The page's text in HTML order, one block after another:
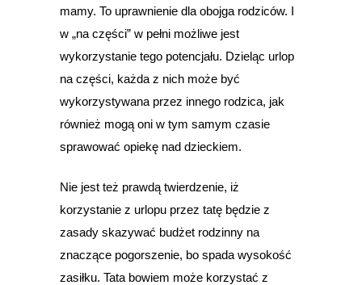
mamy. To uprawnienie dla obojga rodziców. I
w „na części” w pełni możliwe jest
wykorzystanie tego potencjału. Dzieląc urlop
na części, każda z nich może być
wykorzystywana przez innego rodzica, jak
również mogą oni w tym samym czasie
sprawować opiekę nad dzieckiem.
Nie jest też prawdą twierdzenie, iż
korzystanie z urlopu przez tatę będzie z
zasady skazywać budżet rodzinny na
znaczące pogorszenie, bo spada wysokość
zasiłku. Tata bowiem może korzystać z